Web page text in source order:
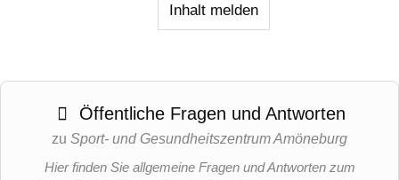
Inhalt melden
Öffentliche Fragen und Antworten
zu Sport- und Gesundheitszentrum Amöneburg
Hier finden Sie allgemeine Fragen und Antworten zum